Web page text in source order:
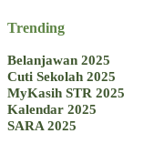
Trending
Belanjawan 2025
Cuti Sekolah 2025
MyKasih STR 2025
Kalendar 2025
SARA 2025